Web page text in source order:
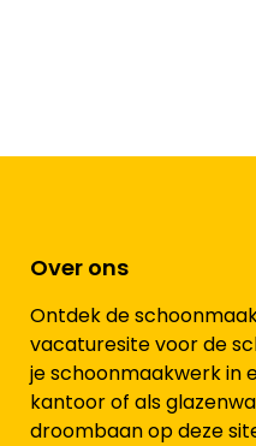
Over ons
Ontdek de
vacaturesite voor de
je schoonmaakwerk in
kantoor of als
droombaan op deze